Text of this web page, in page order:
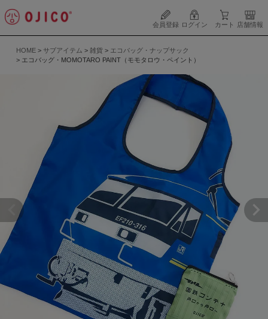
会員登録 ログイン カート 店舗情報
HOME サブアイテム 雑貨
エコバッグ・ナップサック
エコバッグ・MOMOTARO PAINT（モモタロウ・ペイント）